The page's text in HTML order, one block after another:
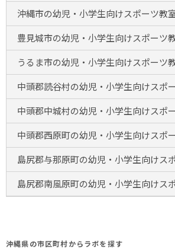
沖縄市の幼児・小学生向けスポーツ教
豊見城市の幼児・小学生向けスポーツ
うるま市の幼児・小学生向けスポーツ
中頭郡読谷村の幼児・小学生向けスポ
中頭郡中城村の幼児・小学生向けスポ
中頭郡西原町の幼児・小学生向けスポ
島尻郡与那原町の幼児・小学生向けス
島尻郡南風原町の幼児・小学生向けス
沖縄県の市区町村からラボを探す